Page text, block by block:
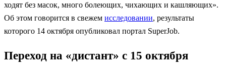
ходят без масок, много болеющих, чихающих и кашляющих».
Об этом говорится в свежем исследовании, результаты
которого 14 октября опубликовал портал SuperJob.
Переход на «дистант» с 15 октября